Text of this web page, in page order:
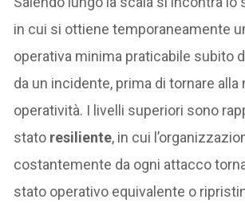
in cui si ottiene temporaneamente
operativa minima praticabile subito
da un incidente, prima di tornare alla
operatività. I livelli superiori sono
stato resiliente, in cui
costantemente da ogni attacco
stato operativo equivalente o